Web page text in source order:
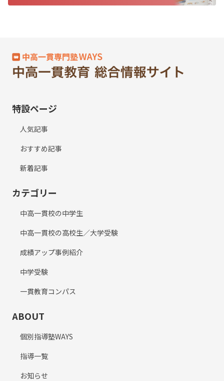
特設ページ
人気記事
おすすめ記事
新着記事
カテゴリー
中高一貫校の中学生
中高一貫校の高校生／大学受験
成績アップ事例紹介
中学受験
一貫教育コンパス
ABOUT
個別指導塾WAYS
指導一覧
お知らせ